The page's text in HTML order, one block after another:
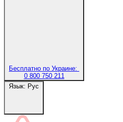
Бесплатно по Украине:
0 800 750 211
Язык: Рус